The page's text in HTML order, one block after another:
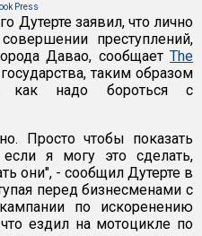
Press
Дутерте заявил, что лично
преступлений,
Давао, сообщает The
таким образом
как надо бороться с
Просто чтобы показать
я могу это сделать,
они", - сообщил Дутерте в
перед бизнесменами с
по искоренению
ездил на мотоцикле по